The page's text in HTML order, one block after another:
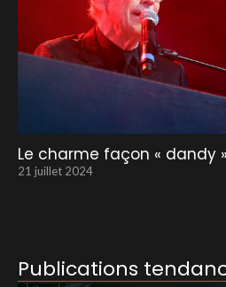
Le charme façon « dandy
21 juillet 2024
Publications